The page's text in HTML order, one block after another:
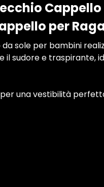
per
sole per bambini
il sudore e traspirante,
una vestibilità